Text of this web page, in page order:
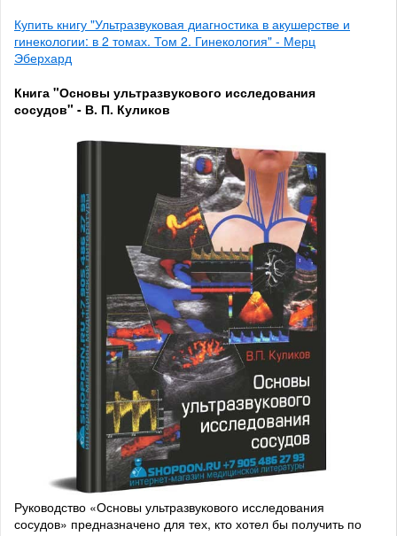
Купить книгу "Ультразвуковая диагностика в акушерстве и
гинекологии: в 2 томах. Том 2. Гинекология" - Мерц
Эберхард
Книга "Основы ультразвукового исследования
сосудов" - В. П. Куликов
Руководство «Основы ультразвукового исследования
сосудов» предназначено для тех, кто хотел бы получить по